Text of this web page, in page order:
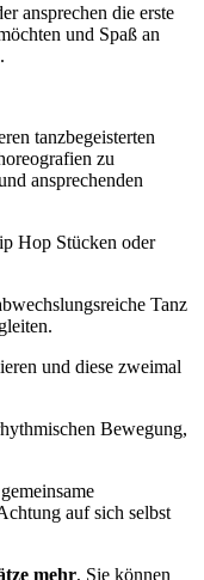
ansprechen die erste
und Spaß an
tanzbegeisterten
zu
ansprechenden
Hop Stücken oder
Tanz
und diese zweimal
Bewegung,
auf sich selbst
mehr, Sie können